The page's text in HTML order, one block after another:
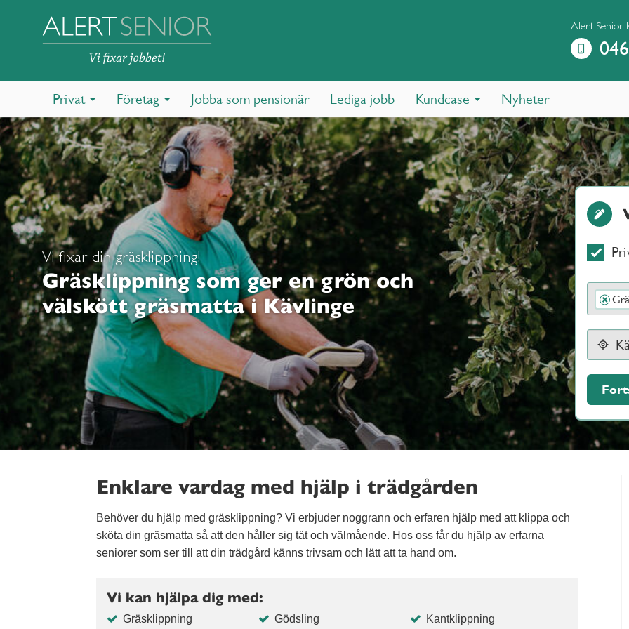
Alert Senior
Privat Företag Jobba som pensionär Lediga jobb Kundcase Nyheter
Vi fixar din gräsklippning!
Gräsklippning som ger en grön och
välskött gräsmatta i Kävlinge
×
Enklare vardag med hjälp i trädgården
Behöver du hjälp med gräsklippning? Vi erbjuder noggrann och erfaren hjälp med att klippa och
sköta din gräsmatta så att den håller sig tät och välmående. Hos oss får du hjälp av erfarna
seniorer som ser till att din trädgård känns trivsam och lätt att ta hand om.
Vi kan hjälpa dig med:
Gräsklippning Gödsling Kantklippning